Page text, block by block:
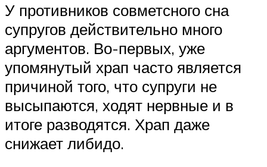
У противников совметсного сна
супругов действительно много
аргументов. Во-первых, уже
упомянутый храп часто является
причиной того, что супруги не
высыпаются, ходят нервные и в
итоге разводятся. Храп даже
снижает либидо.